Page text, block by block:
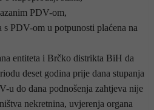
PDV-om,
s PDV-om u potpunosti plaćena na
entiteta i Brčko distrikta BiH da
deset godina prije dana stupanja
u do dana podnošenja zahtjeva nije
nekretnina, uvjerenja organa